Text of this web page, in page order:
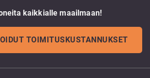
kaikkialle maailmaan!
TOIMITUSKUSTANNUKSET